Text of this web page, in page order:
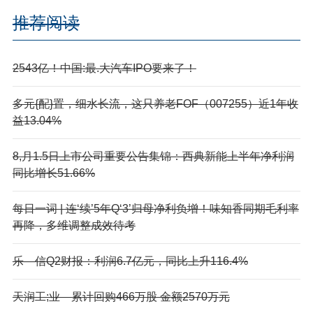
推荐阅读
2543亿！中国:最.大汽车IPO要来了！
多元{配}置，细水长流，这只养老FOF（007255）近1年收
益13.04%
8,月1.5日上市公司重要公告集锦：西典新能上半年净利润
同比增长51.66%
每日一词 | 连‘续’5年Q‘3’归母净利负增！味知香同期毛利率
再降，多维调整成效待考
乐—信Q2财报：利润6.7亿元，同比上升116.4%
天润工;业—累计回购466万股 金额2570万元